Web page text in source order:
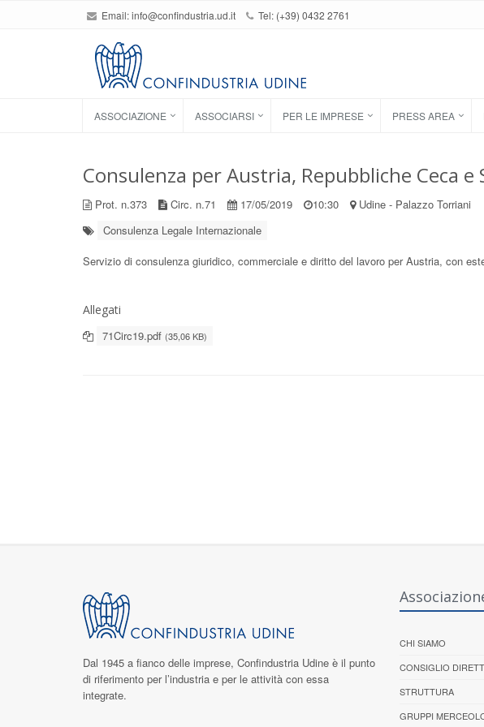
Email:info@confindustria.ud.it Tel: (+39) 0432 2761
ASSOCIAZIONE ASSOCIARSI PER LE IMPRESE PRESS AREA
Consulenza per Austria, Repubbliche Ceca e
Prot. n.373 Circ. n.71 17/05/2019 10:30
Udine - Palazzo Torriani
Consulenza Legale Internazionale
Servizio di consulenza giuridico, commerciale e diritto del lavoro per Austria, con
Allegati
71Circ19.pdf (35,06 KB)
Dal 1945 a fianco delle imprese, Confindustria Udine è il punto
di riferimento per l’industria e per le attività con essa
integrate.
CHI SIAMO
CONSIGLIO
STRUTTURA
GRUPPI